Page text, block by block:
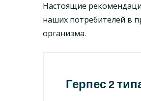
Настоящие
наших потребителей в
организма.
Герпес 2